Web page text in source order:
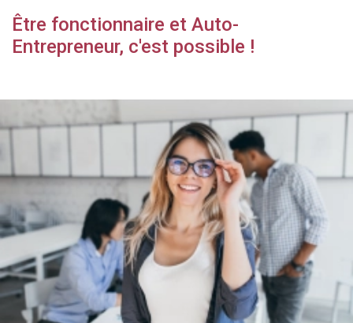
Être fonctionnaire et Auto-
Entrepreneur, c'est possible !